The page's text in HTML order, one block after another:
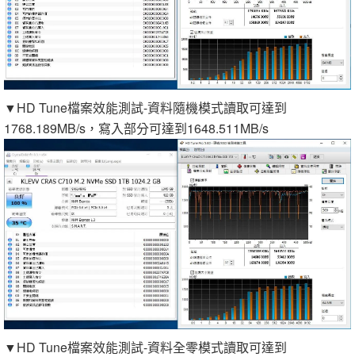
▼HD Tune檔案效能測試-資料隨機模式讀取可達到
1768.189MB/s，寫入部分可達到1648.511MB/s
▼HD Tune檔案效能測試-資料全零模式讀取可達到